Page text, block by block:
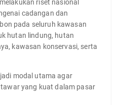
riset nasional
cadangan dan
pada seluruh kawasan
hutan lindung, hutan
kawasan konservasi, serta
modal utama agar
yang kuat dalam pasar